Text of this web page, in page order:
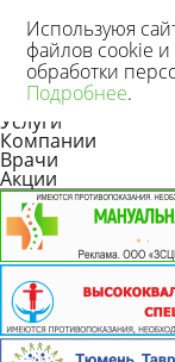
Новости
Статьи
Услуги
Компании
Врачи
Акции
Используюя
файлов cookie и
обработки
Подробнее.